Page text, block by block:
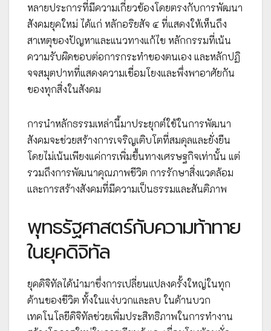
หลายประการที่มีความเกี่ยวข้องโดยตรงกับการพัฒนา
สังคมยุคใหม่ ได้แก่ หลักอริยสัจ ๔ ที่แสดงให้เห็นถึง
สาเหตุของปัญหาและแนวทางแก้ไข หลักกรรมที่เน้น
ความรับผิดชอบต่อการกระทำของตนเอง และหลักปฏิ
จจสมุตปาทที่แสดงความเชื่อมโยงและพึ่งพาอาศัยกัน
ของทุกสิ่งในสังคม
การนำหลักธรรมเหล่านี้มาประยุกต์ใช้ในการพัฒนา
สังคมจะช่วยสร้างการเจริญเติบโตที่สมดุลและยั่งยืน
โดยไม่เน้นเพียงแค่การเพิ่มขึ้นทางเศรษฐกิจเท่านั้น แต่
รวมถึงการพัฒนาคุณภาพชีวิต การรักษาสิ่งแวดล้อม
และการสร้างสังคมที่มีความเป็นธรรมและสันติภาพ
พุทธรัฐศาสตร์กับความท้าทาย
ในยุคดิจิทัล
ยุคดิจิทัลได้นำมาซึ่งการเปลี่ยนแปลงครั้งใหญ่ในทุก
ด้านของชีวิต ทั้งในแง่บวกและลบ ในด้านบวก
เทคโนโลยีดิจิทัลช่วยเพิ่มประสิทธิภาพในการทำงาน